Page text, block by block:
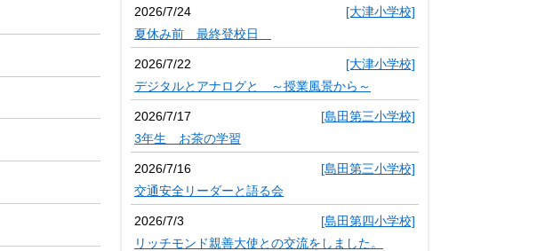
2026/7/24
[大津小学校]
夏休み前 最終登校日
2026/7/22
[大津小学校]
デジタルとアナログと ～授業風景から～
2026/7/17
[島田第三小学校]
3年生 お茶の学習
2026/7/16
[島田第三小学校]
交通安全リーダーと語る会
2026/7/3
[島田第四小学校]
リッチモンド親善大使との交流をしました。